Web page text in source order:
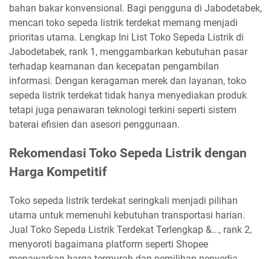
bahan bakar konvensional. Bagi pengguna di Jabodetabek,
mencari toko sepeda listrik terdekat memang menjadi
prioritas utama. Lengkap Ini List Toko Sepeda Listrik di
Jabodetabek, rank 1, menggambarkan kebutuhan pasar
terhadap keamanan dan kecepatan pengambilan
informasi. Dengan keragaman merek dan layanan, toko
sepeda listrik terdekat tidak hanya menyediakan produk
tetapi juga penawaran teknologi terkini seperti sistem
baterai efisien dan asesori penggunaan.
Rekomendasi Toko Sepeda Listrik dengan
Harga Kompetitif
Toko sepeda listrik terdekat seringkali menjadi pilihan
utama untuk memenuhi kebutuhan transportasi harian.
Jual Toko Sepeda Listrik Terdekat Terlengkap &..., rank 2,
menyoroti bagaimana platform seperti Shopee